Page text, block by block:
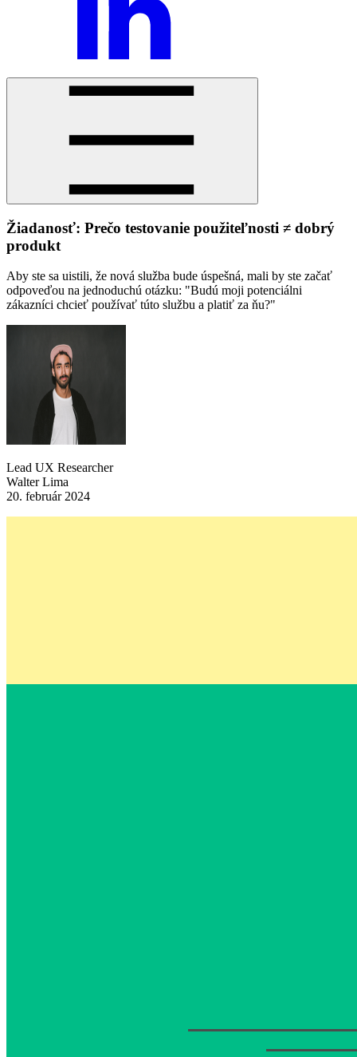
Žiadanosť: Prečo testovanie použiteľnosti ≠ dobrý
produkt
Aby ste sa uistili, že nová služba bude úspešná, mali by ste začať
odpoveďou na jednoduchú otázku: "Budú moji potenciálni
zákazníci chcieť používať túto službu a platiť za ňu?"
Lead UX Researcher
Walter Lima
20. február 2024